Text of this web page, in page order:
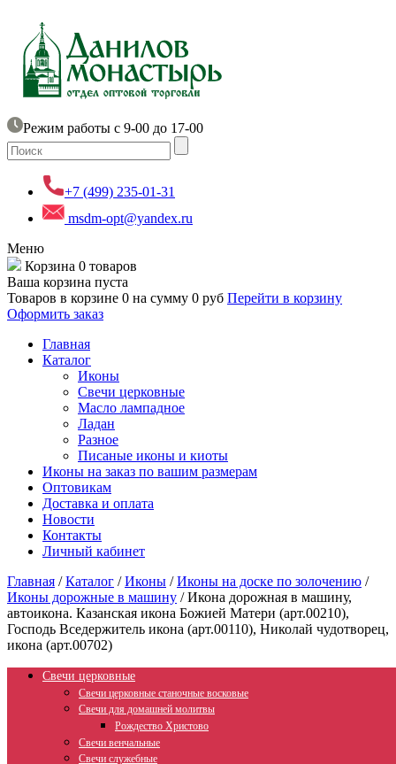
Режим работы с 9-00 до 17-00
+7 (499) 235-01-31
msdm-opt@yandex.ru
Меню
Корзина 0 товаров
Ваша корзина пуста
Товаров в корзине 0 на сумму 0 руб Перейти в корзину
Оформить заказ
Главная
Каталог
Иконы
Свечи церковные
Масло лампадное
Ладан
Разное
Писаные иконы и киоты
Иконы на заказ по вашим размерам
Оптовикам
Доставка и оплата
Новости
Контакты
Личный кабинет
Главная /Каталог /Иконы /Иконы на доске по золочению /
Иконы дорожные в машину /Икона дорожная в машину,
автоикона. Казанская икона Божией Матери (арт.00210),
Господь Вседержитель икона (арт.00110), Николай чудотворец,
икона (арт.00702)
Свечи церковные
Свечи церковные станочные восковые
Свечи для домашней молитвы
Рождество Христово
Свечи венчальные
Свечи служебные